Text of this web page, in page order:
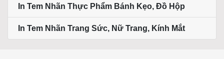
In Tem Nhãn Thực Phẩm Bánh Kẹo, Đồ Hộp
In Tem Nhãn Trang Sức, Nữ Trang, Kính Mắt